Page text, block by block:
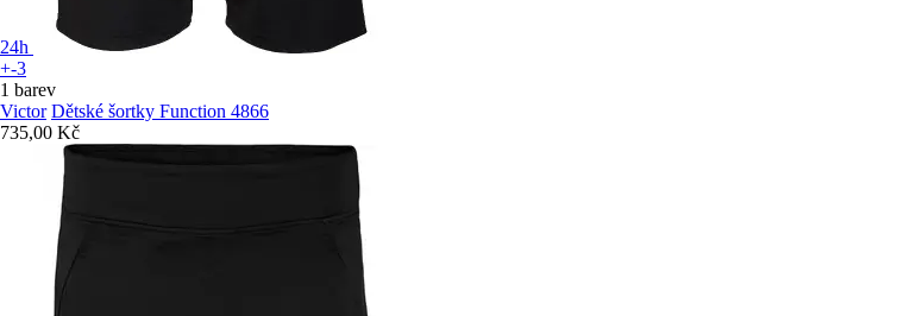
24h
+-3
1 barev
Victor Dětské šortky Function 4866
735,00 Kč